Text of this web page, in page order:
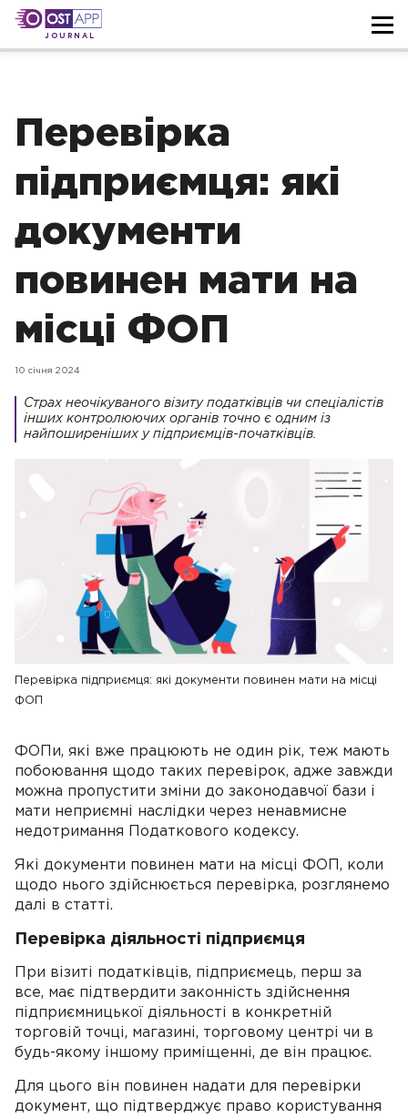
JOURNAL
Перевірка
підприємця: які
документи
повинен мати на
місці ФОП
10 січня 2024
Страх неочікуваного візиту податківців чи спеціалістів
інших контролюючих органів точно є одним із
найпоширеніших у підприємців-початківців.
Перевірка підприємця: які документи повинен мати на місці
ФОП
ФОПи, які вже працюють не один рік, теж мають
побоювання щодо таких перевірок, адже завжди
можна пропустити зміни до законодавчої бази і
мати неприємні наслідки через ненавмисне
недотримання Податкового кодексу.
Які документи повинен мати на місці ФОП, коли
щодо нього здійснюється перевірка, розглянемо
далі в статті.
Перевірка діяльності підприємця
При візиті податківців, підприємець, перш за
все, має підтвердити законність здійснення
підприємницької діяльності в конкретній
торговій точці, магазині, торговому центрі чи в
будь-якому іншому приміщенні, де він працює.
Для цього він повинен надати для перевірки
документ, що підтверджує право користування